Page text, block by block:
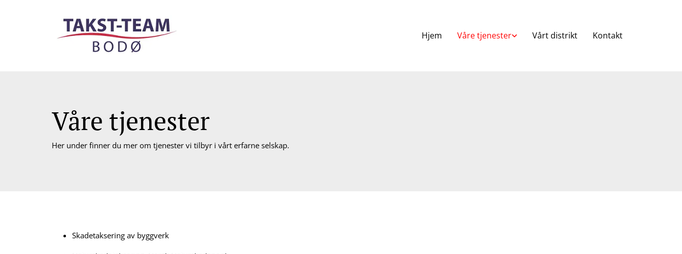
Hjem Våre tjenester Vårt distrikt Kontakt
Våre tjenester
Her under finner du mer om tjenester vi tilbyr i vårt erfarne selskap.
Skadetaksering av byggverk